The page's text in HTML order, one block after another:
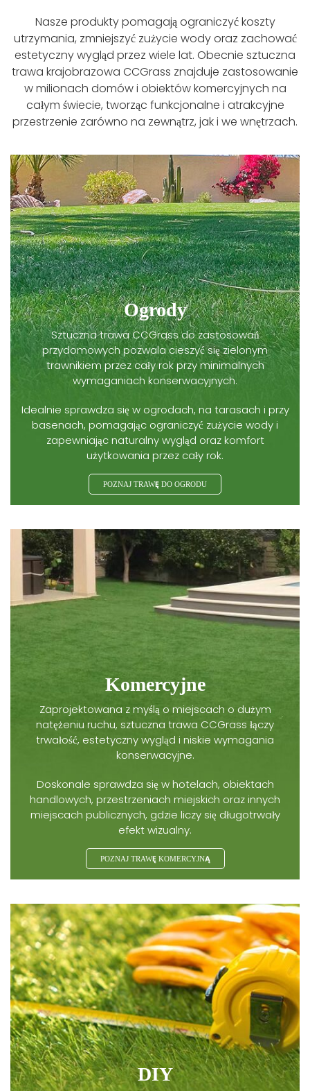
Nasze produkty pomagają ograniczyć koszty
utrzymania, zmniejszyć zużycie wody oraz zachować
estetyczny wygląd przez wiele lat. Obecnie sztuczna
trawa krajobrazowa CCGrass znajduje zastosowanie
w milionach domów i obiektów komercyjnych na
całym świecie, tworząc funkcjonalne i atrakcyjne
przestrzenie zarówno na zewnątrz, jak i we wnętrzach.
Ogrody
Sztuczna trawa CCGrass do zastosowań
przydomowych pozwala cieszyć się zielonym
trawnikiem przez cały rok przy minimalnych
wymaganiach konserwacyjnych.
Idealnie sprawdza się w ogrodach, na tarasach i przy
basenach, pomagając ograniczyć zużycie wody i
zapewniając naturalny wygląd oraz komfort
użytkowania przez cały rok.
POZNAJ TRAWĘ DO OGRODU
Komercyjne
Zaprojektowana z myślą o miejscach o dużym
natężeniu ruchu, sztuczna trawa CCGrass łączy
trwałość, estetyczny wygląd i niskie wymagania
konserwacyjne.
Doskonale sprawdza się w hotelach, obiektach
handlowych, przestrzeniach miejskich oraz innych
miejscach publicznych, gdzie liczy się długotrwały
efekt wizualny.
POZNAJ TRAWĘ KOMERCYJNĄ
DIY